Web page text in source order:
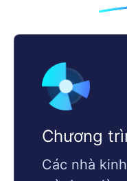
Chương
Các nhà